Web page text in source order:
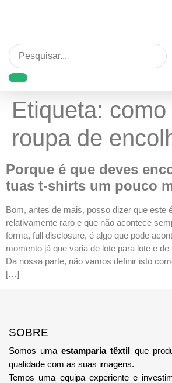
Etiqueta:
roupa de
Porque é que deves
tuas t-shirts um pouco
Bom, antes de mais, posso dizer que este
relativamente raro e que não acontece
forma, full disclosure, é algo que pode
momento já que varia de lote para lote e
Da nossa parte, não vamos definir isto
[…]
SOBRE
Somos umaestamparia têxtil que
qualidade com as suas imagens.
Temos uma equipa experiente e